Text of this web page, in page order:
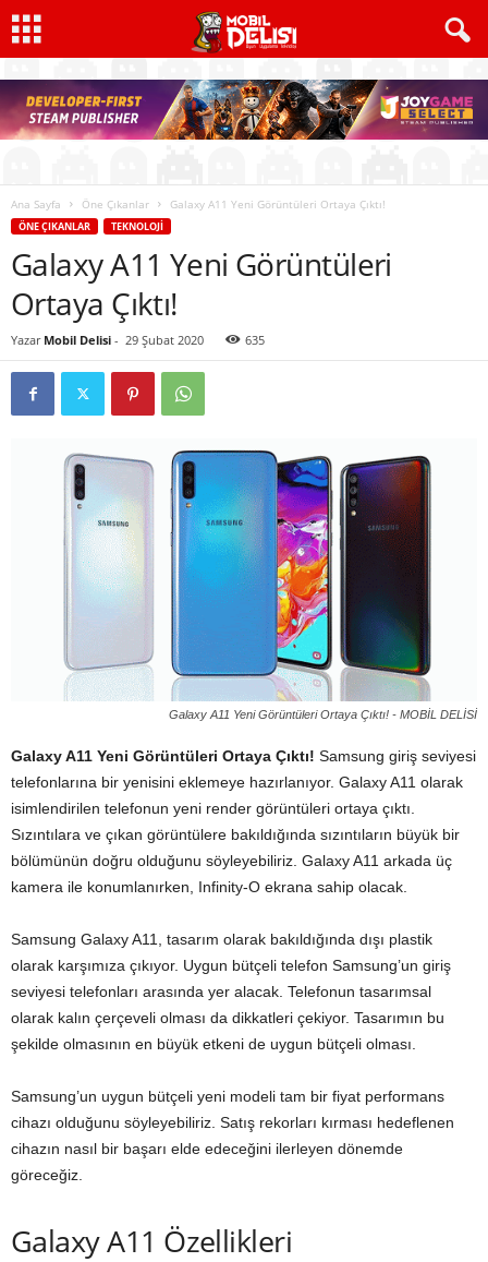
Ana Sayfa Öne Çıkanlar Galaxy A11 Yeni Görüntüleri Ortaya Çıktı!
ÖNE ÇIKANLAR TEKNOLOJI
Galaxy A11 Yeni Görüntüleri
Ortaya Çıktı!
Yazar Mobil Delisi - 29 Şubat 2020 635
Galaxy A11 Yeni Görüntüleri Ortaya Çıktı! - MOBİL DELİSİ
Galaxy A11 Yeni Görüntüleri Ortaya Çıktı! Samsung giriş seviyesi
telefonlarına bir yenisini eklemeye hazırlanıyor. Galaxy A11 olarak
isimlendirilen telefonun yeni render görüntüleri ortaya çıktı.
Sızıntılara ve çıkan görüntülere bakıldığında sızıntıların büyük bir
bölümünün doğru olduğunu söyleyebiliriz. Galaxy A11 arkada üç
kamera ile konumlanırken, Infinity-O ekrana sahip olacak.
Samsung Galaxy A11, tasarım olarak bakıldığında dışı plastik
olarak karşımıza çıkıyor. Uygun bütçeli telefon Samsung’un giriş
seviyesi telefonları arasında yer alacak. Telefonun tasarımsal
olarak kalın çerçeveli olması da dikkatleri çekiyor. Tasarımın bu
şekilde olmasının en büyük etkeni de uygun bütçeli olması.
Samsung’un uygun bütçeli yeni modeli tam bir fiyat performans
cihazı olduğunu söyleyebiliriz. Satış rekorları kırması hedeflenen
cihazın nasıl bir başarı elde edeceğini ilerleyen dönemde
göreceğiz.
Galaxy A11 Özellikleri